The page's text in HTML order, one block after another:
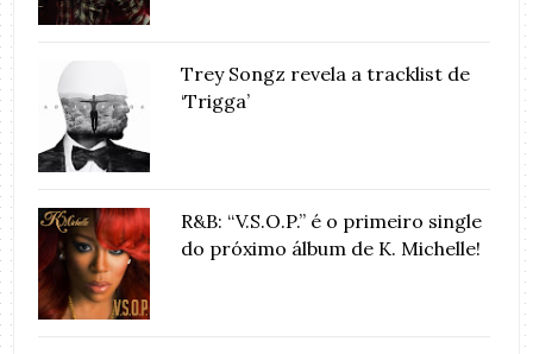
Trey Songz revela a tracklist de
‘Trigga’
R&B: “V.S.O.P.” é o primeiro single
do próximo álbum de K. Michelle!